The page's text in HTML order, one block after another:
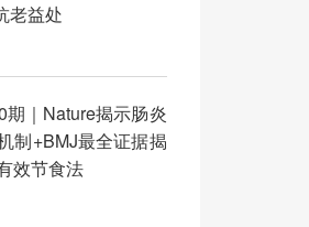
老益处
期｜Nature揭示肠炎
制+BMJ最全证据揭
效节食法